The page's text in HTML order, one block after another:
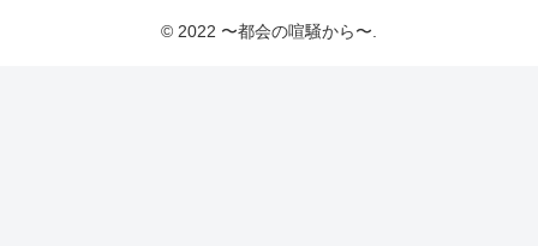
© 2022 〜都会の喧騒から〜.